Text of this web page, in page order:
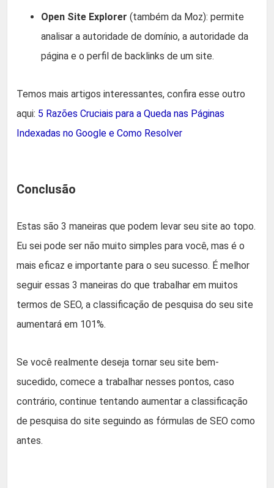
Open Site Explorer (também da Moz): permite
analisar a autoridade de domínio, a autoridade da
página e o perfil de backlinks de um site.
Temos mais artigos interessantes, confira esse outro
aqui: 5 Razões Cruciais para a Queda nas Páginas
Indexadas no Google e Como Resolver
Conclusão
Estas são 3 maneiras que podem levar seu site ao topo.
Eu sei pode ser não muito simples para você, mas é o
mais eficaz e importante para o seu sucesso. É melhor
seguir essas 3 maneiras do que trabalhar em muitos
termos de SEO, a classificação de pesquisa do seu site
aumentará em 101%.
Se você realmente deseja tornar seu site bem-
sucedido, comece a trabalhar nesses pontos, caso
contrário, continue tentando aumentar a classificação
de pesquisa do site seguindo as fórmulas de SEO como
antes.